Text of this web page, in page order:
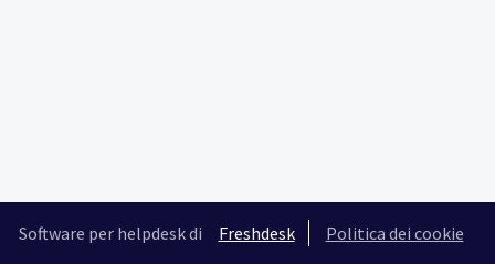
Software per helpdesk di Freshdesk Politica dei cookie